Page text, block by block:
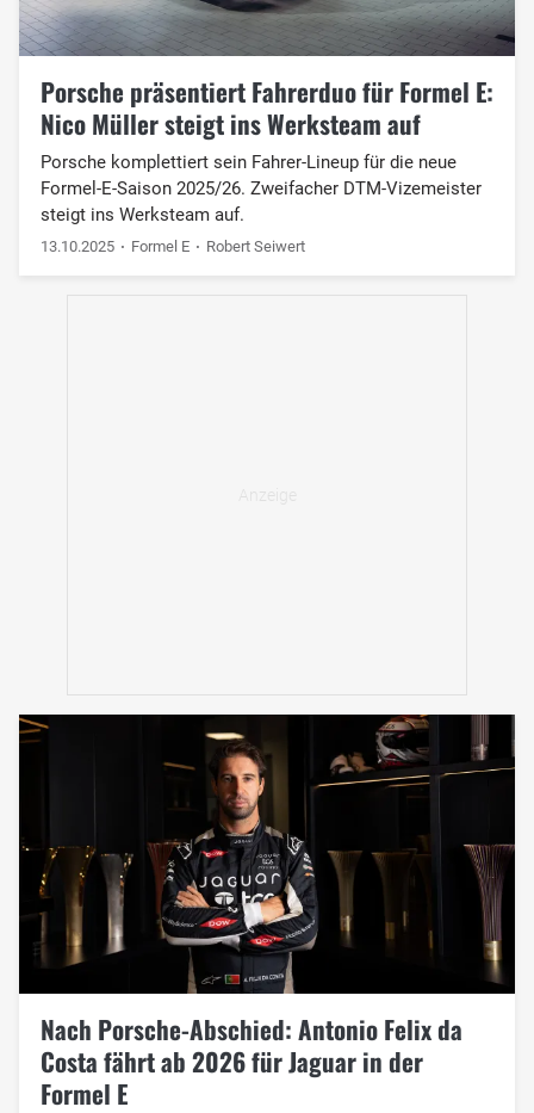
Porsche präsentiert Fahrerduo für Formel E:
Nico Müller steigt ins Werksteam auf
Porsche komplettiert sein Fahrer-Lineup für die neue
Formel-E-Saison 2025/26. Zweifacher DTM-Vizemeister
steigt ins Werksteam auf.
13.10.2025 Formel E Robert Seiwert
Nach Porsche-Abschied: Antonio Felix da
Costa fährt ab 2026 für Jaguar in der
Formel E